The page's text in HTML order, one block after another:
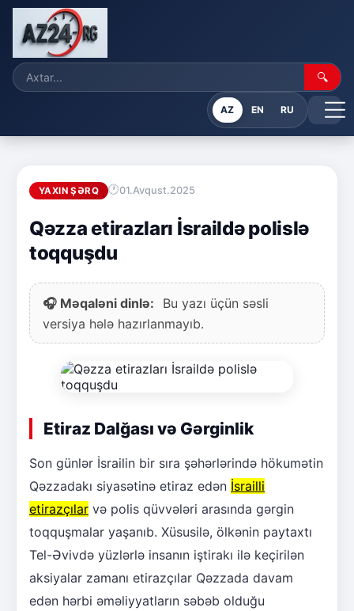
🔍
AZ EN RU
YAXIN ŞƏRQ 01.Avqust.2025
Qəzza etirazları İsraildə polislə
toqquşdu
🎧 Məqaləni dinlə:
Bu yazı üçün səsli
versiya hələ hazırlanmayıb.
Etiraz Dalğası və Gərginlik
Son günlər İsrailin bir sıra şəhərlərində hökumətin
Qəzzadakı siyasətinə etiraz edən İsrailli
etirazçılar və polis qüvvələri arasında gərgin
toqquşmalar yaşanıb. Xüsusilə, ölkənin paytaxtı
Tel-Əvivdə yüzlərlə insanın iştirakı ilə keçirilən
aksiyalar zamanı etirazçılar Qəzzada davam
edən hərbi əməliyyatların səbəb olduğu